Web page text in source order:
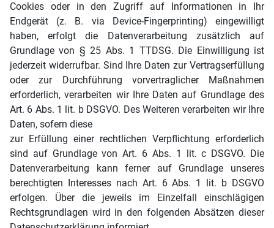
Cookies oder in den Zugriff auf Informationen in Ihr
Endgerät (z. B. via Device-Fingerprinting) eingewilligt
haben, erfolgt die Datenverarbeitung zusätzlich auf
Grundlage von § 25 Abs. 1 TTDSG. Die Einwilligung ist
jederzeit widerrufbar. Sind Ihre Daten zur Vertragserfüllung
oder zur Durchführung vorvertraglicher Maßnahmen
erforderlich, verarbeiten wir Ihre Daten auf Grundlage des
Art. 6 Abs. 1 lit. b DSGVO. Des Weiteren verarbeiten wir Ihre
Daten, sofern diese
zur Erfüllung einer rechtlichen Verpflichtung erforderlich
sind auf Grundlage von Art. 6 Abs. 1 lit. c DSGVO. Die
Datenverarbeitung kann ferner auf Grundlage unseres
berechtigten Interesses nach Art. 6 Abs. 1 lit. b DSGVO
erfolgen. Über die jeweils im Einzelfall einschlägigen
Rechtsgrundlagen wird in den folgenden Absätzen dieser